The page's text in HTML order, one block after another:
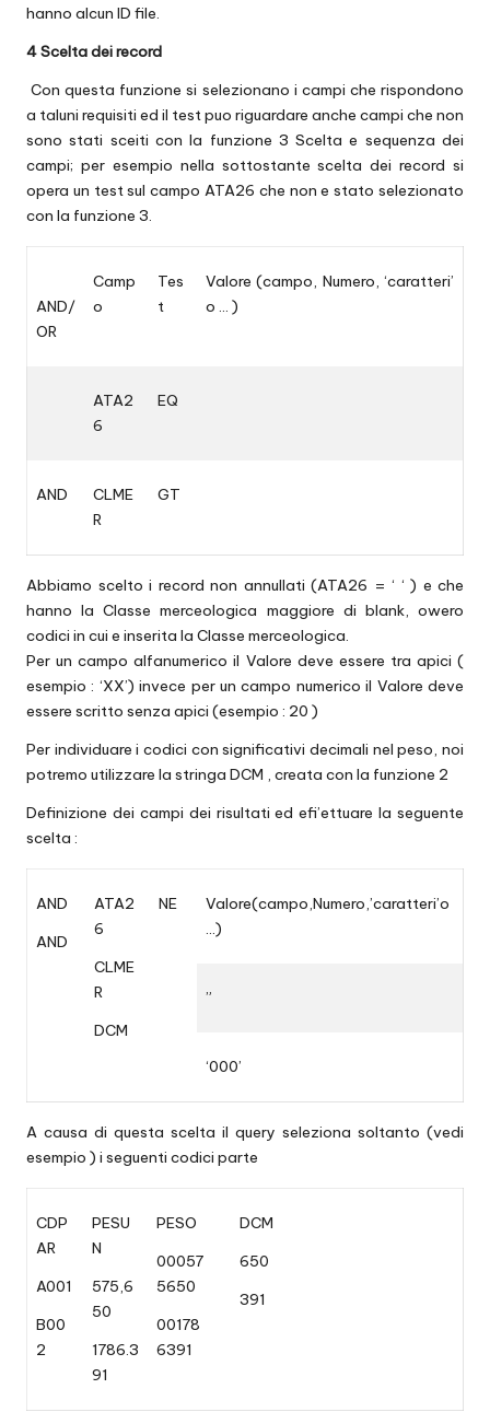
hanno alcun ID file.
4 Scelta dei record
Con questa funzione si selezionano i campi che rispondono
a taluni requisiti ed il test puo riguardare anche campi che non
sono stati sceiti con la funzione 3 Scelta e sequenza dei
campi; per esempio nella sottostante scelta dei record si
opera un test sul campo ATA26 che non e stato selezionato
con la funzione 3.
AND/
OR
Camp
o
Tes
t
Valore (campo, Numero, ‘caratteri’
o … )
ATA2
6
EQ
AND
CLME
R
GT
Abbiamo scelto i record non annullati (ATA26 = ‘ ‘ ) e che
hanno la Classe merceologica maggiore di blank, owero
codici in cui e inserita la Classe merceologica.
Per un campo alfanumerico il Valore deve essere tra apici (
esempio : ‘XX’) invece per un campo numerico il Valore deve
essere scritto senza apici (esempio : 20 )
Per individuare i codici con significativi decimali nel peso, noi
potremo utilizzare la stringa DCM , creata con la funzione 2
Definizione dei campi dei risultati ed efi’ettuare la seguente
scelta :
AND
AND
ATA2
6
CLME
R
DCM
NE
Valore(campo,Numero,’caratteri’o
…)
”
‘000’
A causa di questa scelta il query seleziona soltanto (vedi
esempio ) i seguenti codici parte
CDP
AR
A001
B00
2
PESU
N
575,6
50
1786.3
91
PESO
00057
5650
00178
6391
DCM
650
391